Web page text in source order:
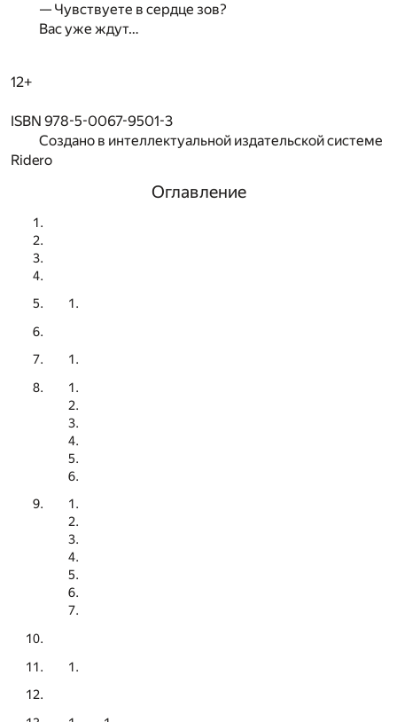
— Чувствуете в сердце зов?
Вас уже ждут…
12+
ISBN 978-5-0067-9501-3
Создано в интеллектуальной издательской системе
Ridero
Оглавление